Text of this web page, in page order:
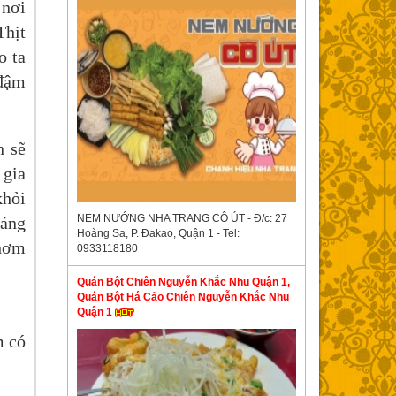
ta
sẽ
có
NEM NƯỚNG NHA TRANG CÔ ÚT - Đ/c: 27
Hoàng Sa, P. Đakao, Quận 1 - Tel:
0933118180
Quán Bột Chiên Nguyễn Khắc Nhu Quận 1,
Quán Bột Há Cảo Chiên Nguyễn Khắc Nhu
Quận 1